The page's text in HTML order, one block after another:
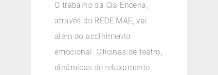
O trabalho da Cia Encena,
através do REDE MAE, vai
além do acolhimento
emocional. Oficinas de teatro,
dinâmicas de relaxamento,